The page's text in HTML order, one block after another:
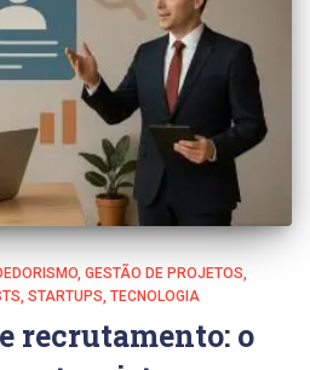
GESTÃO DE PROJETOS
STARTUPS TECNOLOGIA
recrutamento: o